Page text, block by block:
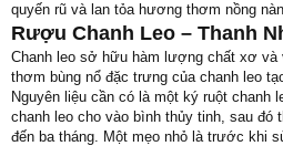
quyến rũ và lan tỏa hương thơm nồng
Rượu Chanh Leo – Thanh
Chanh leo sở hữu hàm lượng chất xơ và
thơm bùng nổ đặc trưng của chanh leo
Nguyên liệu cần có là một ký ruột
chanh leo cho vào bình thủy tinh, sau
đến ba tháng. Một mẹo nhỏ là trước khi